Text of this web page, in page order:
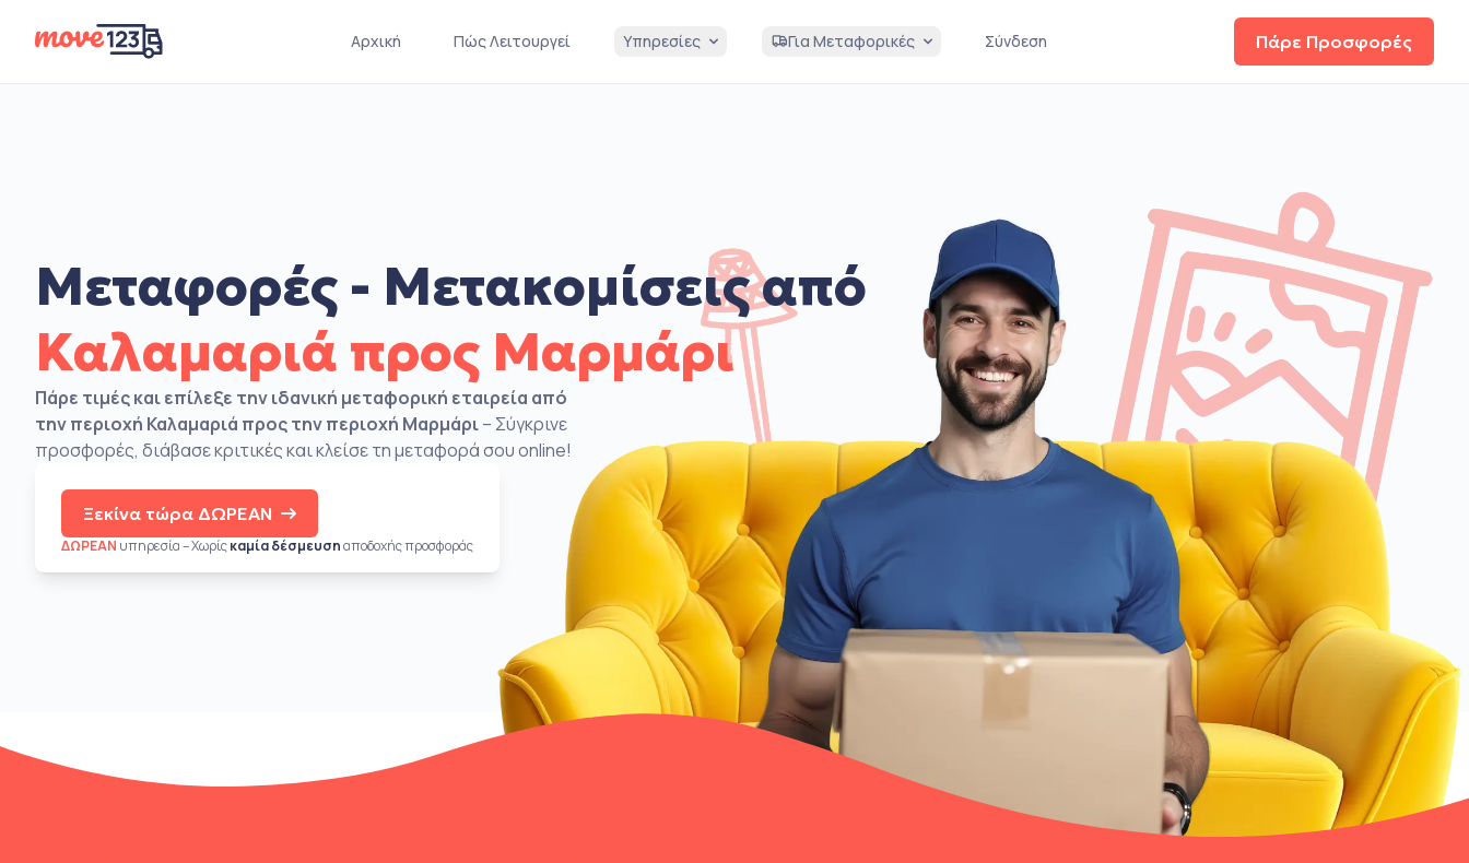
Πάρε Προσφορές
Αρχική Πώς Λειτουργεί Υπηρεσίες Για Μεταφορικές Σύνδεση
Μεταφορές - Μετακομίσεις από
Καλαμαριά προς Μαρμάρι
Πάρε τιμές και επίλεξε την ιδανική μεταφορική εταιρεία από
την περιοχή Καλαμαριά προς την περιοχή Μαρμάρι– Σύγκρινε
προσφορές, διάβασε κριτικές και κλείσε τη μεταφορά σου online!
Ξεκίνα τώρα ΔΩΡΕΑΝ
ΔΩΡΕΑΝ υπηρεσία – Χωρίςκαμία δέσμευσηαποδοχής προσφοράς